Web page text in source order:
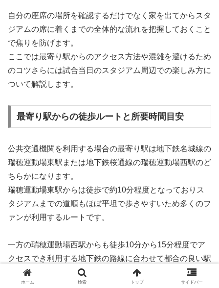
自分の座席の場所を確認するだけでなく家を出てからスタ
ジアムの席に着くまでの全体的な流れを把握しておくこと
で焦りを防げます。
ここでは最寄り駅からのアクセス方法や混雑を避けるため
のコツさらには試合当日のスタジアム周辺での楽しみ方に
ついて解説します。
最寄り駅からの徒歩ルートと所要時間目安
公共交通機関を利用する場合の最寄り駅は地下鉄名城線の
瑞穂運動場東駅または地下鉄桜通線の瑞穂運動場西駅のど
ちらかになります。
瑞穂運動場東駅からは徒歩で約10分程度となっておりス
タジアムまでの道順もほぼ平坦で歩きやすいため多くのフ
ァンが利用するルートです。
一方の瑞穂運動場西駅からも徒歩10分から15分程度でア
クセスでき利用する地下鉄の路線に合わせて都合の良い駅
を選択することができます。
試合開始の1時間前になると駅からスタジアムに向かう歩
ホーム 検索 トップ サイドバー